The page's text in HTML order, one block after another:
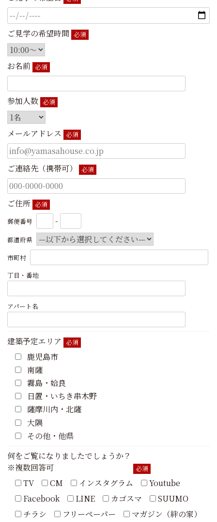
ご見学の希望時間 必須
お名前 必須
参加人数 必須
メールアドレス 必須
ご連絡先（携帯可） 必須
ご住所 必須
郵便番号
-
都道府県
市町村
丁目・番地
アパート名
建築予定エリア 必須
鹿児島市
南薩
霧島・姶良
日置・いちき串木野
薩摩川内・北薩
大隅
その他・他県
何をご覧になりましたでしょうか？
※複数回答可
必須
TV CM インスタグラム
Youtube
Facebook
LINE カゴスマ
SUUMO
チラシ
フリーペーパー
マガジン（絆の家）